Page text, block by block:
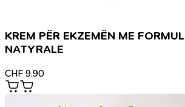
KREM PËR EKZEMËN ME
NATYRALE
CHF 9.90